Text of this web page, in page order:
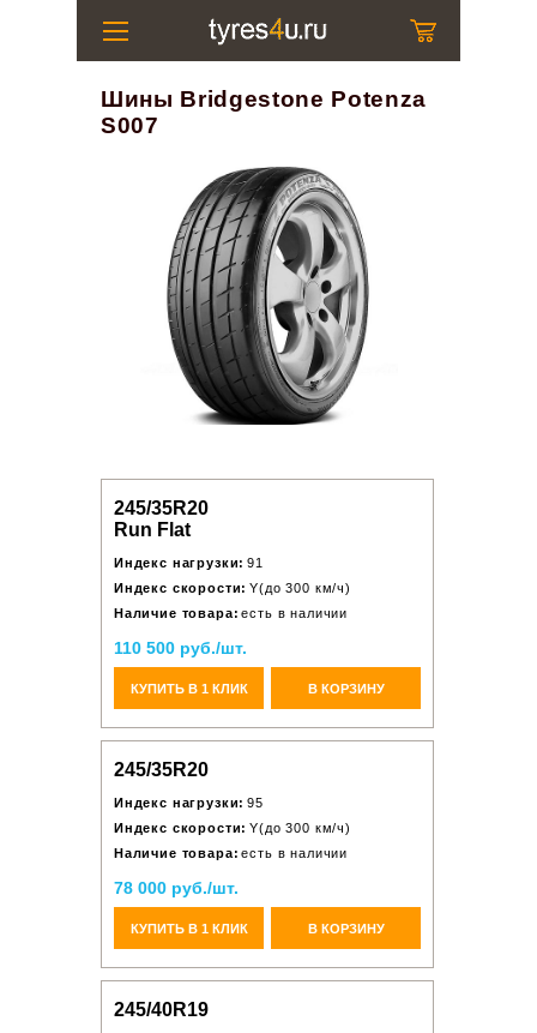
Шины Bridgestone Potenza
S007
245/35R20
Run Flat
Индекс нагрузки: 91
Индекс скорости: Y(до 300 км/ч)
Наличие товара: есть в наличии
110 500 руб./шт.
КУПИТЬ В 1 КЛИК В КОРЗИНУ
245/35R20
Индекс нагрузки: 95
Индекс скорости: Y(до 300 км/ч)
Наличие товара: есть в наличии
78 000 руб./шт.
КУПИТЬ В 1 КЛИК В КОРЗИНУ
245/40R19